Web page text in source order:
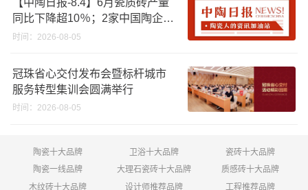
同比下降超10％；2家中国陶企亮
相马来西亚ARCHIDEX 2026石材
份；方向集团出海
时间：2026-08-05
冠珠省心交付发布会暨标杆城市
服务转型集训会圆满举行
时间：2026-08-05
陶瓷十大品牌 卫浴十大品牌
瓷砖十大品牌
陶瓷一线品牌
大理石瓷砖十大品牌
质感砖十大品牌
木纹砖十大品牌
设计师推荐品牌 工程推荐品牌